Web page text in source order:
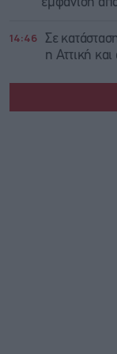
εμφάνιση
14:46
Σε
η Αττική και